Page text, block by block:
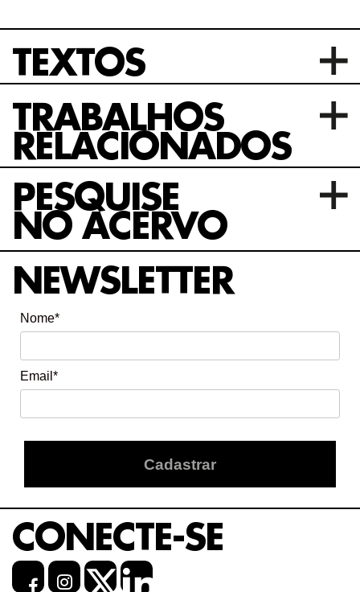
TEXTOS
TRABALHOS
RELACIONADOS
PESQUISE
NO ACERVO
NEWSLETTER
Nome*
Email*
Cadastrar
CONECTE-SE